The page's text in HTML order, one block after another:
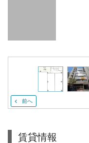
前へ
賃貸情報